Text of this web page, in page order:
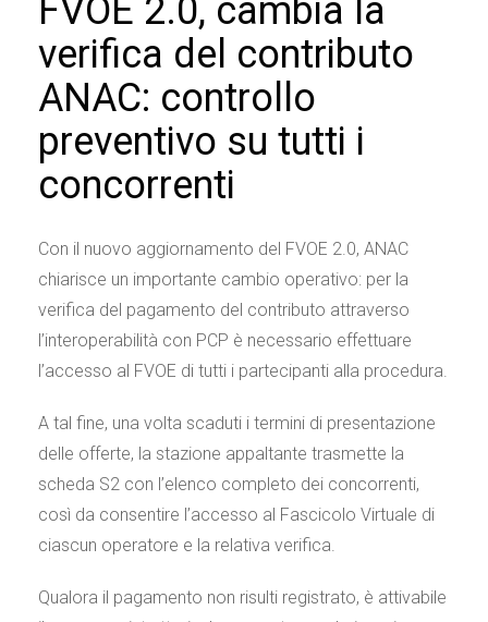
FVOE 2.0, cambia la
verifica del contributo
ANAC: controllo
preventivo su tutti i
concorrenti
Con il nuovo aggiornamento del FVOE 2.0, ANAC
chiarisce un importante cambio operativo: per la
verifica del pagamento del contributo attraverso
l’interoperabilità con PCP è necessario effettuare
l’accesso al FVOE di tutti i partecipanti alla procedura.
A tal fine, una volta scaduti i termini di presentazione
delle offerte, la stazione appaltante trasmette la
scheda S2 con l’elenco completo dei concorrenti,
così da consentire l’accesso al Fascicolo Virtuale di
ciascun operatore e la relativa verifica.
Qualora il pagamento non risulti registrato, è attivabile